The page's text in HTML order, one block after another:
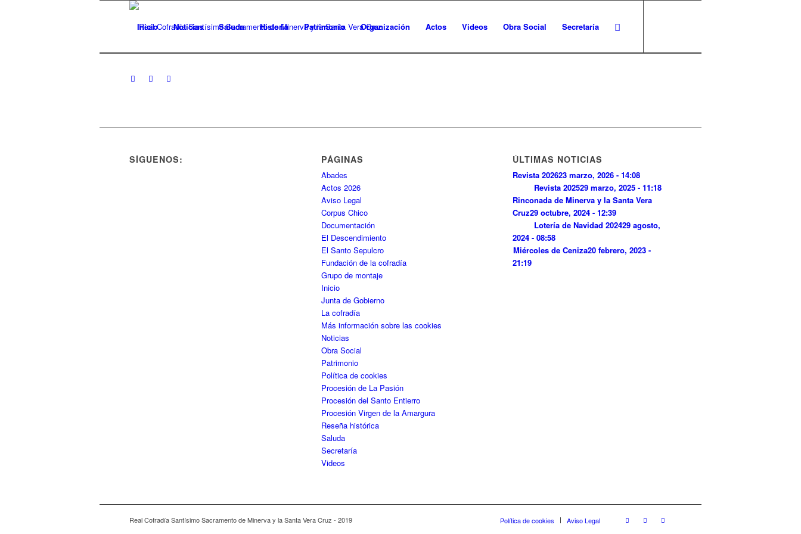
Inicio Noticias Saluda Historia Patrimonio Organización Actos Videos Obra Social Secretaría
SÍGUENOS: PÁGINAS
Abades
Actos 2026
Aviso Legal
Corpus Chico
Documentación
El Descendimiento
El Santo Sepulcro
Fundación de la cofradía
Grupo de montaje
Inicio
Junta de Gobierno
La cofradía
Más información sobre las cookies
Noticias
Obra Social
Patrimonio
Política de cookies
Procesión de La Pasión
Procesión del Santo Entierro
Procesión Virgen de la Amargura
Reseña histórica
Saluda
Secretaría
Videos
ÚLTIMAS NOTICIAS
Revista 202623 marzo, 2026 - 14:08
Revista 202529 marzo, 2025 - 11:18
Rinconada de Minerva y la Santa Vera
Cruz29 octubre, 2024 - 12:39
Lotería de Navidad 202429 agosto,
2024 - 08:58
Miércoles de Ceniza20 febrero, 2023 -
21:19
Real Cofradía Santísimo Sacramento de Minerva y la Santa Vera Cruz - 2019 Política de cookies Aviso Legal